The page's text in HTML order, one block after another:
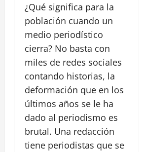
¿Qué significa para la
población cuando un
medio periodístico
cierra? No basta con
miles de redes sociales
contando historias, la
deformación que en los
últimos años se le ha
dado al periodismo es
brutal. Una redacción
tiene periodistas que se